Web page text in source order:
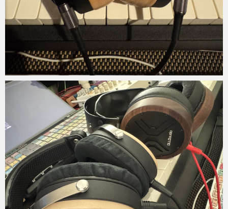
Micchan 2025年7月25日